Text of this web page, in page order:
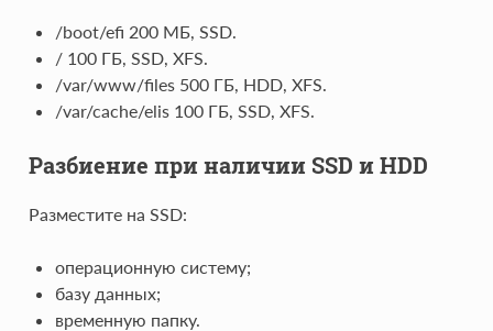
/boot/efi 200 МБ, SSD.
/ 100 ГБ, SSD, XFS.
/var/www/files 500 ГБ, HDD, XFS.
/var/cache/elis 100 ГБ, SSD, XFS.
Разбиение при наличии SSD и HDD
Разместите на SSD:
операционную систему;
базу данных;
временную папку.